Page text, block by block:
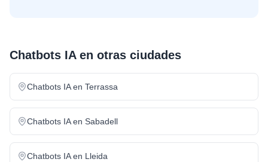
Chatbots IAen otras ciudades
Chatbots IAen Terrassa
Chatbots IAen Sabadell
Chatbots IAen Lleida